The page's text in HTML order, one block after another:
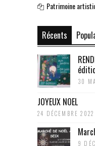
Patrimoine
Récents
30
JOYEUX NOEL
24 DÉCEMBRE 2022
9